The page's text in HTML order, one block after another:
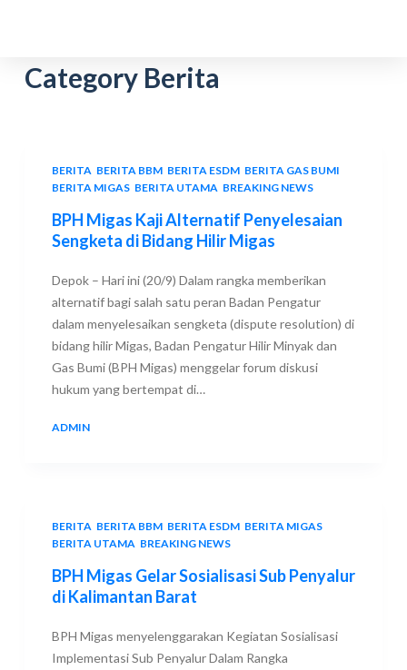
pCategoryBerita
BERITA BERITA BBM, BERITA ESDM, BERITA GAS BUMI
BERITA MIGAS, BERITA UTAMA BREAKING NEWS
BPH Migas Kaji Alternatif Penyelesaian
Sengketa di Bidang Hilir Migas
Depok – Hari ini (20/9) Dalam rangka memberikan
alternatif bagi salah satu peran Badan Pengatur
dalam menyelesaikan sengketa (dispute resolution) di
bidang hilir Migas, Badan Pengatur Hilir Minyak dan
Gas Bumi (BPH Migas) menggelar forum diskusi
hukum yang bertempat di…
ADMIN
BERITA BERITA BBM, BERITA ESDM, BERITA MIGAS,
BERITA UTAMA BREAKING NEWS
BPH Migas Gelar Sosialisasi Sub Penyalur
di Kalimantan Barat
BPH Migas menyelenggarakan Kegiatan Sosialisasi
Implementasi Sub Penyalur Dalam Rangka